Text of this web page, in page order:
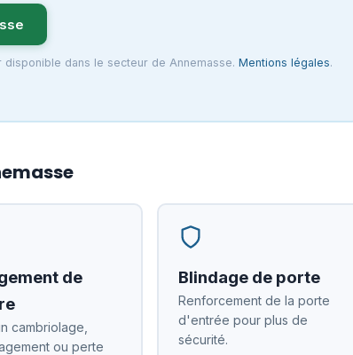
dans le secteur de Annemasse. Mentions légales.
de
cambriolage,
ou perte
Blindage de porte
Renforcement de la porte
d'entrée pour plus de
sécurité.